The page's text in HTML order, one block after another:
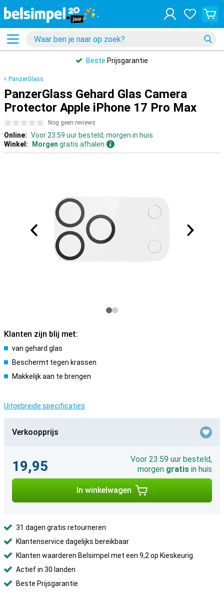
Beste Prijsgarantie
PanzerGlass
PanzerGlass Gehard Glas Camera
Protector Apple iPhone 17 Pro Max
0 sterren Nog geen reviews
Online: Voor 23:59 uur besteld, morgen in huis
Winkel:
Morgen gratis afhalen
Klanten zijn blij met:
van gehard glas
Beschermt tegen krassen
Makkelijk aan te brengen
Uitgebreide specificaties
Verkoopprijs
19,95
Voor 23:59 uur besteld,
morgen gratis in huis
In winkelwagen
31 dagen gratis retourneren
Klantenservice dagelijks bereikbaar
Klanten waarderen Belsimpel met een 9,2 op Kieskeurig
Actief in 30 landen
Beste Prijsgarantie